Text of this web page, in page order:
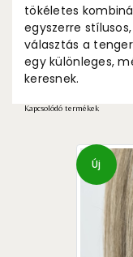
tökéletes
egyszerre
választás a
egy különleges,
keresnek.
Kapcsolódó termékek
Új